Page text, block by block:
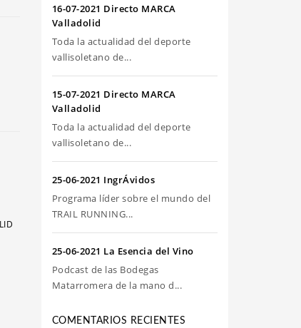
16-07-2021 Directo MARCA
Valladolid
Toda la actualidad del deporte
vallisoletano de...
15-07-2021 Directo MARCA
Valladolid
Toda la actualidad del deporte
vallisoletano de...
25-06-2021 IngrÁvidos
Programa líder sobre el mundo del
TRAIL RUNNING...
25-06-2021 La Esencia del Vino
Podcast de las Bodegas
Matarromera de la mano d...
COMENTARIOS RECIENTES